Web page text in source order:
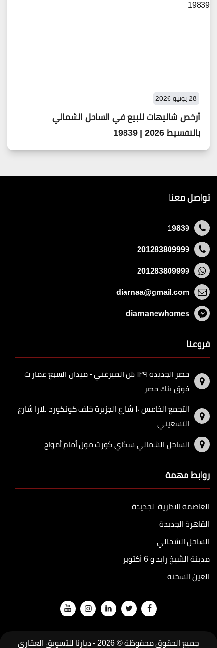
28 يونيو 2026
أرخص شاليهات للبيع في الساحل الشمالي
بالتقسيط 2026 | 19839
تواصل معنا
19839
201283809999
201283809999
diarnaa@gmail.com
diarnanewhomes
فروعنا
مصر الجديدة ١٢٩ ش الميرغني - ميدان السبع عمارات
فوق بنك مصر
التجمع الخامس ١٠ شارع الجزيرة خلف كونكورد بلازا شارع
التسعيني
الساحل الشمالي سكاي كورت مول أمام أمواج
روابط مهمة
العاصمة الادارية الجديدة
القاهرة الجديدة
الساحل الشمالي
مدينة الشيخ زايد و 6 أكتوبر
العين السخنة
جميع الحقوق محفوظة © 2026 - ديارنا للتسويق العقاري